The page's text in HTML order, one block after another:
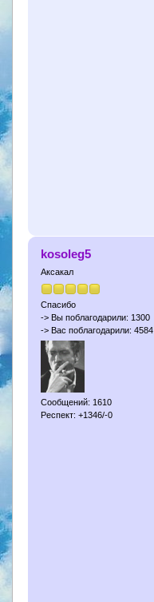
kosoleg5
Аксакал
Спасибо
-> Вы поблагодарили: 1300
-> Вас поблагодарили: 4584
Сообщений: 1610
Респект: +1346/-0